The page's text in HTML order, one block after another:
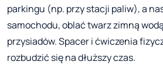
parkingu (np. przy stacji paliw), a
samochodu, oblać twarz zimną
przysiadów. Spacer i ćwiczenia
rozbudzić się na dłuższy czas.